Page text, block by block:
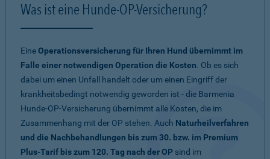
Was ist eine Hunde-OP-Versicherung?
EineOperationsversicherung für Ihren Hund übernimmt im
Falle einer notwendigen Operation die Kosten. Ob es sich
dabei um einen Unfall handelt oder um einen Eingriff der
krankheitsbedingt notwendig geworden ist - die Barmenia
Hunde-OP-Versicherung übernimmt alle Kosten, die im
Zusammenhang mit der OP stehen. Auch Naturheilverfahren
und die Nachbehandlungen bis zum 30. bzw. im Premium
Plus-Tarif bis zum 120. Tag nach der OP sind im